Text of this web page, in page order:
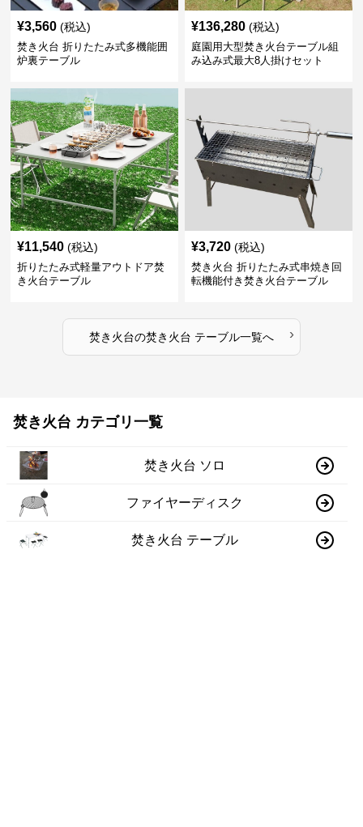
¥3,560 (税込)
焚き火台 折りたたみ式多機能囲
炉裏テーブル
¥136,280 (税込)
庭園用大型焚き火台テーブル組
み込み式最大8人掛けセット
¥11,540 (税込)
折りたたみ式軽量アウトドア焚
き火台テーブル
¥3,720 (税込)
焚き火台 折りたたみ式串焼き回
転機能付き焚き火台テーブル
焚き火台の焚き火台 テーブル一覧へ ›
焚き火台 カテゴリ一覧
焚き火台 ソロ
ファイヤーディスク
焚き火台 テーブル